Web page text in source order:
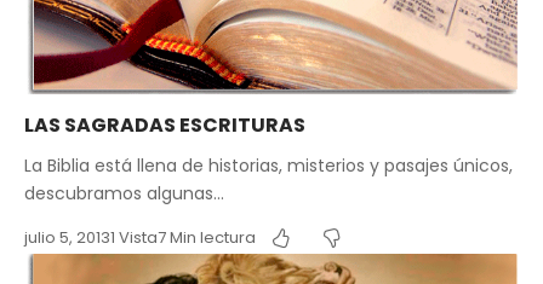
LAS SAGRADAS ESCRITURAS
La Biblia está llena de historias, misterios y pasajes únicos,
descubramos algunas…
julio 5, 20131 Vista7 Min lectura